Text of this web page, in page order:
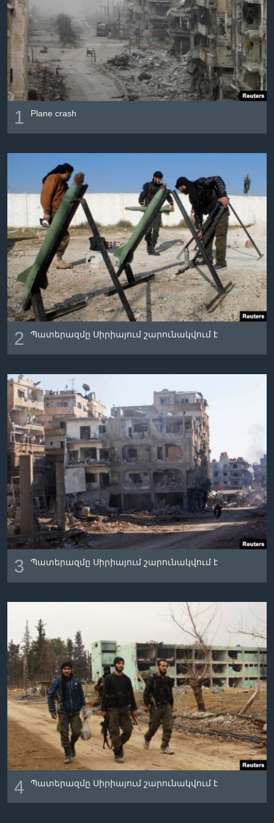
Լեզուներ
1 Plane crash
2 Պատերազմը Սիրիայում շարունակվում է
3 Պատերազմը Սիրիայում շարունակվում է
4 Պատերազմը Սիրիայում շարունակվում է